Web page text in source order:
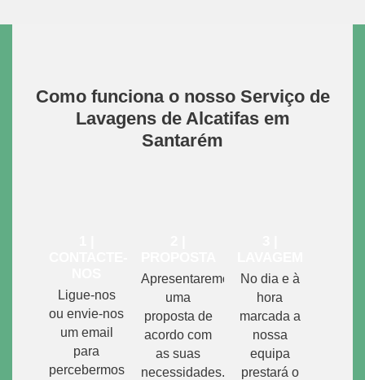
Como funciona o nosso Serviço de
Lavagens de Alcatifas em
Santarém
Ligue-nos
ou envie-nos
um email
para
percebermos
Apresentaremos
uma
proposta de
acordo com
as suas
necessidades.
No dia e à
hora
marcada a
nossa
equipa
prestará o